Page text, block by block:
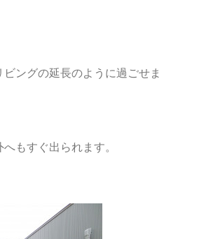
ングの延長のように過ごせま
もすぐ出られます。